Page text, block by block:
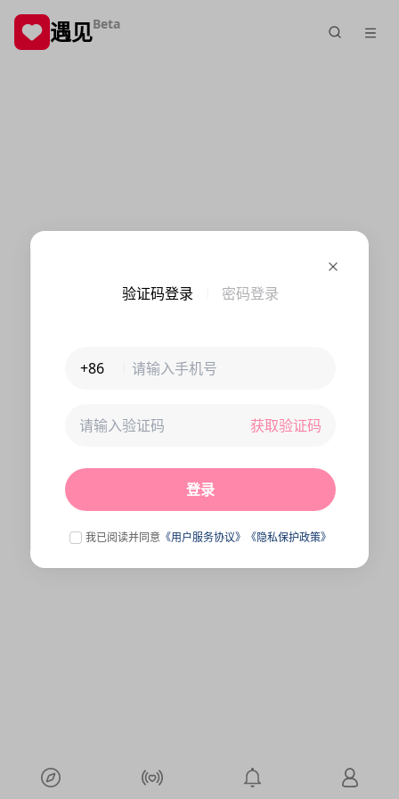
验证码登录 密码登录
+86
获取验证码
登录
我已阅读并同意 《用户服务协议》 《隐私保护政策》
遇见Beta
未连接到服务器,刷新一下试试